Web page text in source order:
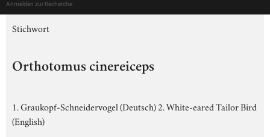
Anmelden zur Recherche
Stichwort
Orthotomus cinereiceps
1. Graukopf-Schneidervogel (Deutsch) 2. White-eared Tailor Bird
(English)